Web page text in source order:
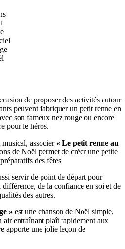
de proposer des activités autour
peuvent fabriquer un petit renne en
son fameux nez rouge ou encore
pour le héros.
associer « Le petit renne au
de Noël permet de créer une petite
des fêtes.
servir de point de départ pour
différence, de la confiance en soi et de
des autres.
» est une chanson de Noël simple,
air entraînant plaît rapidement aux
apporte une jolie leçon de